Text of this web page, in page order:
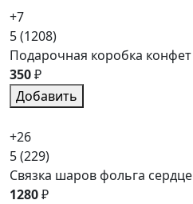
+7
5(1208)
Подарочная коробка конфет
350₽
Добавить
+26
5(229)
Связка шаров фольга сердце
1280₽